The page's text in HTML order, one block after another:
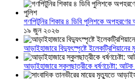
গণপিটুনির শিকার ৪ ডিবি পুলিশকে
১৯ জুন ২০২৬
আড়াইহাজারে বিদ্যুৎস্পৃষ্টে ইলেকট্রিশিয়ানের
আড়াইহাজারে স্কুলছাত্রীকে ধর্ষণচেষ্টা: আটক